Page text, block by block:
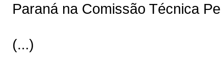
Paraná na Comissão Técnica
(...)